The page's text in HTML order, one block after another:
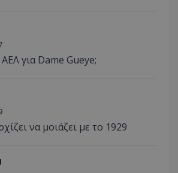
για Dame Gueye;
να μοιάζει με το 1929